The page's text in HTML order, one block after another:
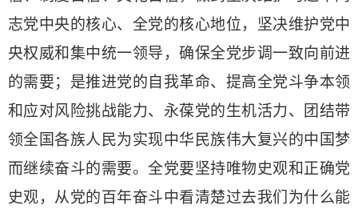
志党中央的核心、全党的核心地位，坚决维护党中
央权威和集中统一领导，确保全党步调一致向前进
的需要；是推进党的自我革命、提高全党斗争本领
和应对风险挑战能力、永葆党的生机活力、团结带
领全国各族人民为实现中华民族伟大复兴的中国梦
而继续奋斗的需要。全党要坚持唯物史观和正确党
史观，从党的百年奋斗中看清楚过去我们为什么能